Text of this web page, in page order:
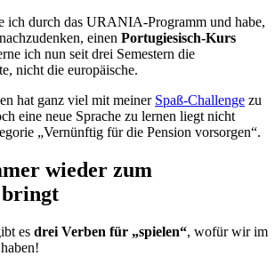
ich durch das URANIA-Programm und habe,
einen Portugiesisch-Kurs
ich nun seit drei Semestern die
nicht die europäische.
hat ganz viel mit meiner Spaß-Challenge zu
eine neue Sprache zu lernen liegt nicht
„Vernünftig für die Pension vorsorgen“.
wieder zum
bringt
es drei Verben für „spielen“, wofür wir im